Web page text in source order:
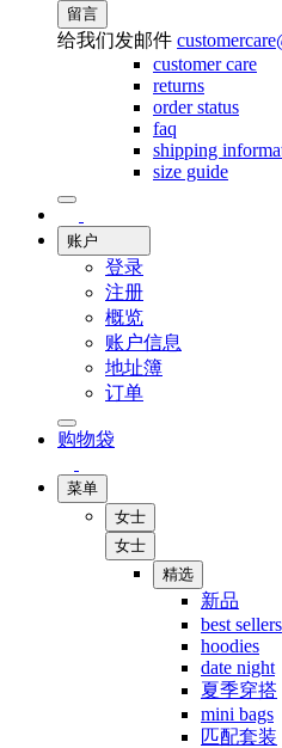
留言
给我们发邮件
customer care
returns
order status
faq
shipping
size guide
账户
登录
注册
概览
账户信息
地址簿
订单
购物袋
菜单
女士
女士
精选
新品
best sellers
hoodies
date night
夏季穿搭
mini bags
匹配套装